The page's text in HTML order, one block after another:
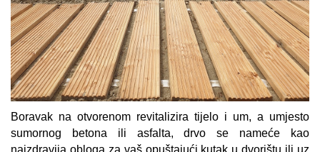
Boravak na otvorenom revitalizira tijelo i um, a umjesto
sumornog betona ili asfalta, drvo se nameće kao
najzdravija obloga za vaš opuštajući kutak u dvorištu ili uz